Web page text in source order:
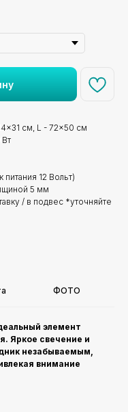
см, L - 72x50 см
Вт
питания 12 Вольт)
5 мм
/ в подвес *уточняйте
ФОТО
элемент
Яркое свечение и
незабываемым,
внимание